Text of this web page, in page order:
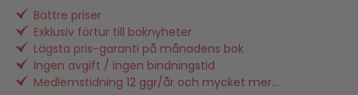
Bättre priser
Exklusiv förtur till boknyheter
Lägsta pris-garanti på månadens bok
Ingen avgift / ingen bindningstid
Medlemstidning 12 ggr/år och mycket mer...